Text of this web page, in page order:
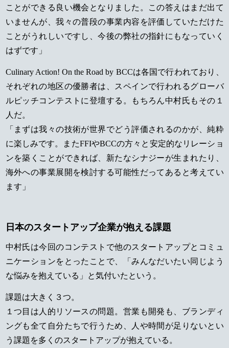
ことができる良い機会となりました。この答えはまだ出て
いませんが、我々の普段の事業内容を評価していただけた
ことがうれしいですし、今後の弊社の指針にもなっていく
はずです」
Culinary Action! On the Road by BCCは各国で行われており、
それぞれの地区の優勝者は、スペインで行われるグローバ
ルピッチコンテストに登壇する。もちろん中村氏もその１
人だ。
「まずは我々の技術が世界でどう評価されるのかが、純粋
に楽しみです。またFFIやBCCの方々と安定的なリレーショ
ンを築くことができれば、新たなシナジーが生まれたり、
海外への事業展開を検討する可能性だってあると考えてい
ます」
日本のスタートアップ企業が抱える課題
中村氏は今回のコンテストで他のスタートアップとコミュ
ニケーションをとったことで、「みんなだいたい同じよう
な悩みを抱えている」と気付いたという。
課題は大きく３つ。
１つ目は人的リソースの問題。営業も開発も、ブランディ
ングも全て自分たちで行うため、人や時間が足りないとい
う課題を多くのスタートアップが抱えている。